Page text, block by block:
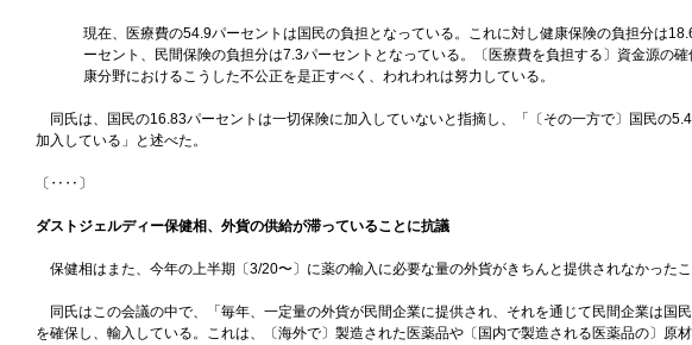
現在、医療費の54.9パーセントは国民の負担となっている。これに対し健康保険の負担分は
ーセント、民間保険の負担分は7.3パーセントとなっている。〔医療費を負担する〕資金源の
康分野におけるこうした不公正を是正すべく、われわれは努力している。
同氏は、国民の16.83パーセントは一切保険に加入していないと指摘し、「〔その一方で〕国民の
加入している」と述べた。
〔‥‥〕
ダストジェルディー保健相、外貨の供給が滞っていることに抗議
保健相はまた、今年の上半期〔3/20〜〕に薬の輸入に必要な量の外貨がきちんと提供されなかったこ
同氏はこの会議の中で、「毎年、一定量の外貨が民間企業に提供され、それを通じて民間企業は国
を確保し、輸入している。これは、〔海外で〕製造された医薬品や〔国内で製造される医薬品の〕原